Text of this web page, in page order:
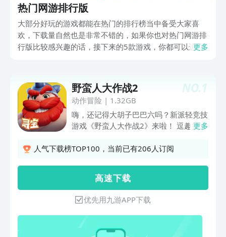
热门网游排行版
大部分好玩的游戏都能在热门的排行榜当中备受大家喜
欢，下载量自然也是非常不错的，如果你也对热门网游排
行版比较感兴趣的话，接下来的5款游戏，你都可以进行
的。
更多
NO.1
野蛮人大作战2
动作冒险 | 1.32GB
嗨，还记得大胡子巴巴六吗？新派轻竞技
游戏《野蛮人大作战2》来啦！ 逗趣搞怪
经典3v3v3乱斗创意新篇章，欢乐竞技全
野蛮世界开启乱斗之旅吧！
更多
人气下载榜TOP100，当前已有206人订阅
高 速 下 载
优先用九游APP下载